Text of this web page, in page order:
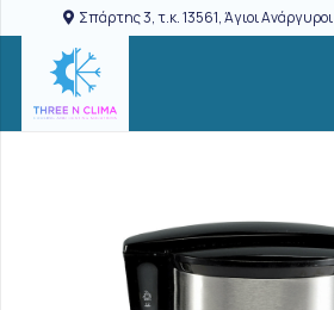
Σπάρτης 3, τ.κ. 13561, Άγιοι Ανάργυροι